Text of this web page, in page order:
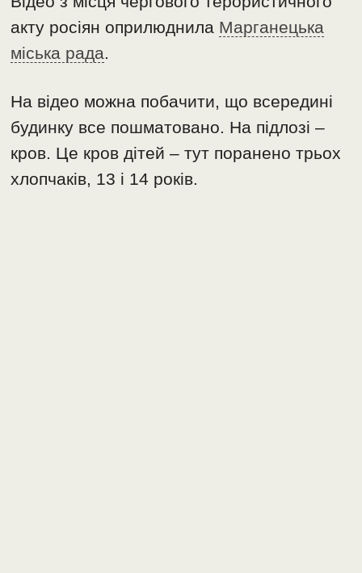
акту росіян оприлюднила Марганецька
міська рада.
На відео можна побачити, що всередині
будинку все пошматовано. На підлозі –
кров. Це кров дітей – тут поранено трьох
хлопчаків, 13 і 14 років.